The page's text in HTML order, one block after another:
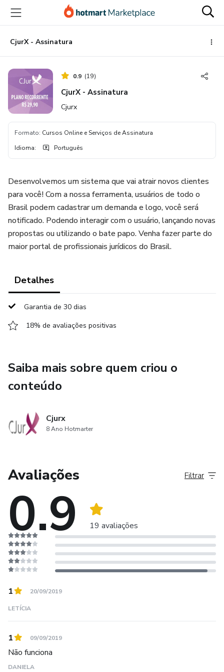
para
conteúdo
principal
para
pagamento
para
rodapé
CjurX - Assinatura
0.9 (19)
CjurX - Assinatura
Cjurx
Formato: Cursos Online e Serviços de Assinatura
Idioma: Português
Desenvolvemos um sistema que vai atrair novos clientes
para você! Com a nossa ferramenta, usuários de todo o
Brasil podem cadastrar um demanda e logo, você será
notificado. Podendo interagir com o usuário, lançando novas
propostas ou utilizando o bate papo. Venha fazer parte do
maior portal de profissionais jurídicos do Brasil.
Detalhes
Garantia de 30 dias
18% de avaliações positivas
Saiba mais sobre quem criou o
conteúdo
Cjurx
8 Ano Hotmarter
Avaliações
0.9 19 avaliações
Filtrar
1 20/09/2019
LETÍCIA
1 09/09/2019
Não funciona
DANIELA